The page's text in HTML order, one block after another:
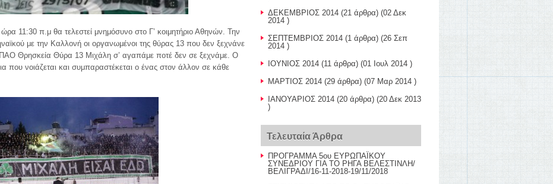
11:30 π.μ θα τελεστεί μνημόσυνο στο Γ’ κοιμητήριο Αθηνών. Την
με την Καλλονή οι οργανωμένοι της θύρας 13 που δεν ξεχνάνε
Θρησκεία Θύρα 13 Μιχάλη σ’ αγαπάμε ποτέ δεν σε ξεχνάμε. Ο
που νοιάζεται και συμπαραστέκεται ο ένας στον άλλον σε κάθε
ΔΕΚΕΜΒΡΙΟΣ 2014 (21 άρθρα) (02 Δεκ
2014 )
ΣΕΠΤΕΜΒΡΙΟΣ 2014 (1 άρθρα) (26 Σεπ
2014 )
ΙΟΥΝΙΟΣ 2014 (11 άρθρα) (01 Ιουλ 2014 )
ΜΑΡΤΙΟΣ 2014 (29 άρθρα) (07 Μαρ 2014 )
ΙΑΝΟΥΑΡΙΟΣ 2014 (20 άρθρα) (20 Δεκ 2013
)
Τελευταία Άρθρα
ΠΡΟΓΡΑΜΜΑ 5ου ΕΥΡΩΠΑΪΚΟΥ
ΣΥΝΕΔΡΙΟΥ ΓΙΑ ΤΟ ΡΗΓΑ ΒΕΛΕΣΤΙΝΛΗ/
ΒΕΛΙΓΡΑΔΙ/16-11-2018-19/11/2018